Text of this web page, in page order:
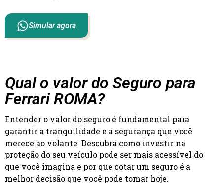
Simular agora
Qual o valor do Seguro para
Ferrari ROMA?
Entender o valor do seguro é fundamental para
garantir a tranquilidade e a segurança que você
merece ao volante. Descubra como investir na
proteção do seu veículo pode ser mais acessível do
que você imagina e por que cotar um seguro é a
melhor decisão que você pode tomar hoje.